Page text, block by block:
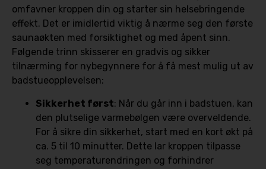
omfavner kroppen din og starter sin helsebringende
effekt. Det er imidlertid viktig å nærme seg den første
saunaøkten med forsiktighet og med åpent sinn.
Følgende trinn skisserer en gradvis og sikker
tilnærming for nybegynnere for å få mest mulig ut av
badstueopplevelsen:
Sikkerhet først: Når du går inn i badstuen, kan
den plutselige varmebølgen være overveldende.
For å sikre din sikkerhet, start med en kort økt på
ca. 5 til 10 minutter. Dette lar kroppen tilpasse
seg temperaturendringen og forhindrer